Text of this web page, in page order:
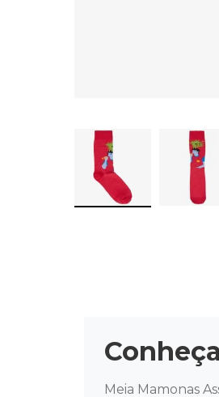
Meia Mamonas